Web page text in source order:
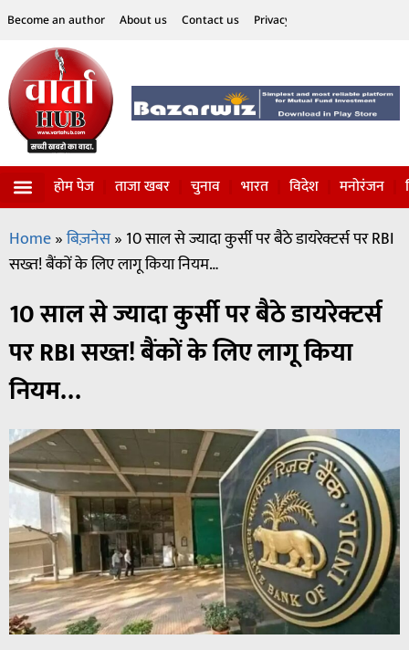
Become an author About us Contact us Privacy Policy
होम पेज ताजा खबर चुनाव भारत विदेश मनोरंजन
Home»बिज़नेस» 10 साल से ज्यादा कुर्सी पर बैठे डायरेक्टर्स पर RBI
सख्त! बैंकों के लिए लागू किया नियम…
10 साल से ज्यादा कुर्सी पर बैठे डायरेक्टर्स
पर RBI सख्त! बैंकों के लिए लागू किया
नियम…